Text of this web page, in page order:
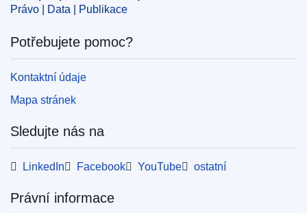
Právo | Data | Publikace
Potřebujete pomoc?
Kontaktní údaje
Mapa stránek
Sledujte nás na
LinkedIn Facebook YouTube ostatní
Právní informace